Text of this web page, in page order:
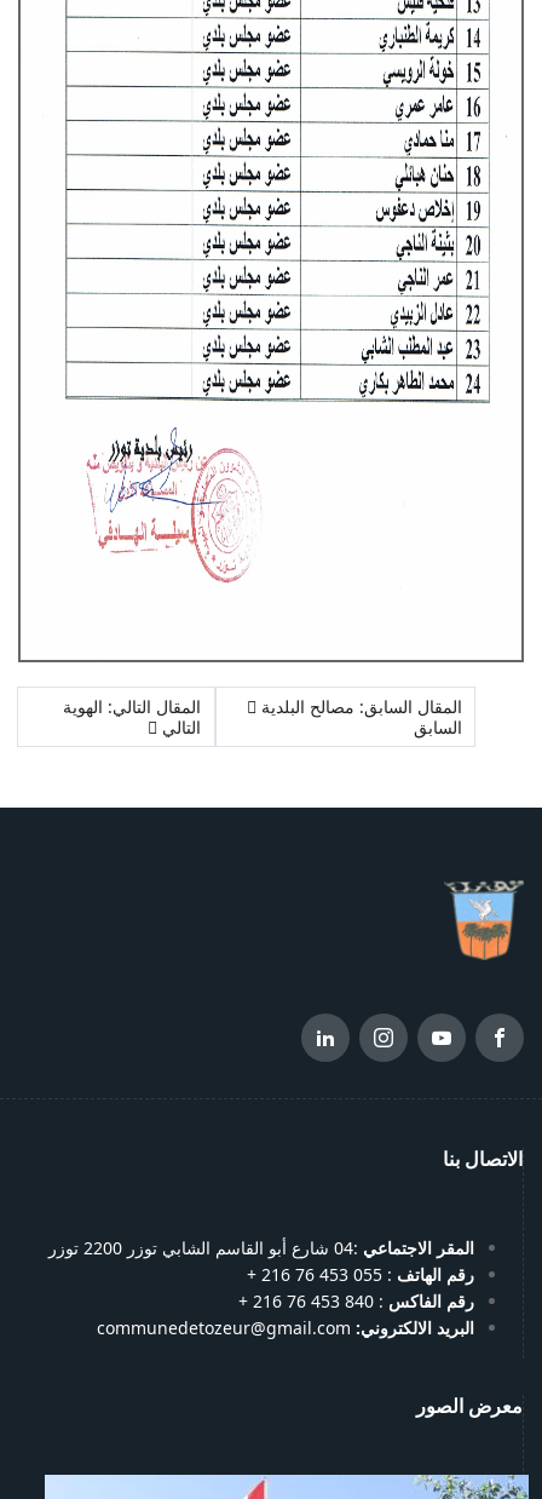
المقال السابق: مصالح البلدية
السابق
المقال التالي: الهوية
التالي
الاتصال بنا
المقر الاجتماعي :04 شارع أبو القاسم الشابي توزر 2200 توزر
رقم الهاتف : 055 453 76 216 +
رقم الفاكس : 840 453 76 216 +
البريد الالكتروني: communedetozeur@gmail.com
معرض الصور